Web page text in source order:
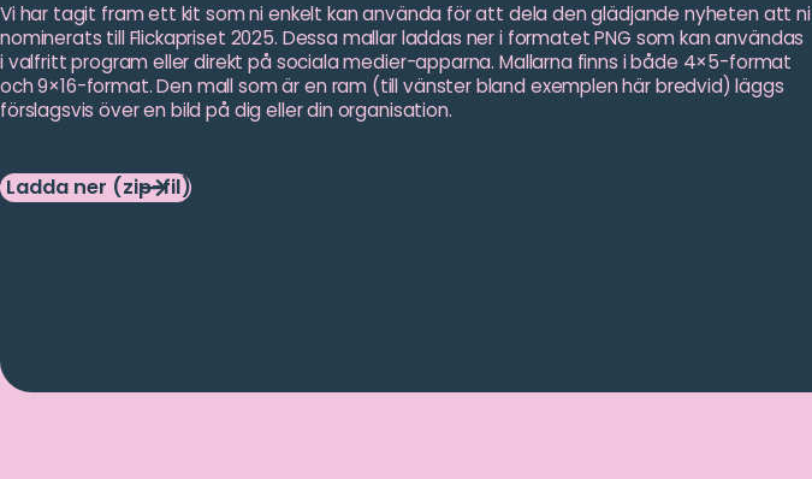
Vi har tagit fram ett kit som ni enkelt kan använda för att dela den glädjande nyheten att ni
nominerats till Flickapriset 2025. Dessa mallar laddas ner i formatet PNG som kan användas
i valfritt program eller direkt på sociala medier-apparna. Mallarna finns i både 4×5-format
och 9×16-format. Den mall som är en ram (till vänster bland exemplen här bredvid) läggs
förslagsvis över en bild på dig eller din organisation.
Ladda ner (zip-fil)